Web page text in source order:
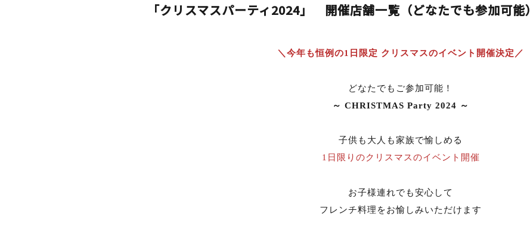
「クリスマスパーティ2024」 開催店舗一覧（どなたでも参加可能）
＼今年も恒例の1 日限定 クリスマスのイベント開催決定／
どなたでもご参加可能！
～ CHRISTMAS Party 2024 ～
子供も大人も家族で愉しめる
1日限りのクリスマスのイベント開催
お子様連れでも安心して
フレンチ料理をお愉しみいただけます